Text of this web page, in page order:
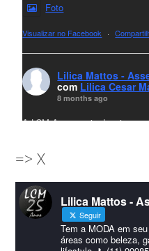
Foto
Visualizar no Facebook ·
Lilica Mattos -
com Lilica Cesar
8 months ago
A LCM Assessoria deseja um
amigos que sempre nos
#lcmassessoriassessoria
#HappyNewYear
Foto
=> X
Lilica Mattos -
Seguir
Tem a MODA em
áreas como beleza,